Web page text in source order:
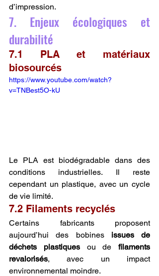
d’impression.
7. Enjeux écologiques et
durabilité
7.1 PLA et matériaux
biosourcés
https://www.youtube.com/watch?
v=TNBest5O-kU
Le PLA est biodégradable dans des
conditions industrielles. Il reste
cependant un plastique, avec un cycle
de vie limité.
7.2 Filaments recyclés
Certains fabricants proposent
aujourd’hui des bobines issues de
déchets plastiques ou de filaments
revalorisés, avec un impact
environnemental moindre.